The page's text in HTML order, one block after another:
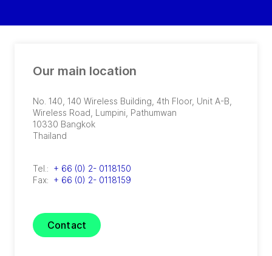
Our main location
No. 140, 140 Wireless Building, 4th Floor, Unit A-B,
Wireless Road Lumpini, Pathumwan
10330 Bangkok
Thailand
Tel.: + 66 (0) 2- 0118150
Fax: + 66 (0) 2- 0118159
Contact